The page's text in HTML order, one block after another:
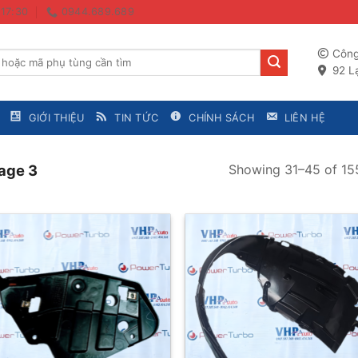
0944.689.689
92
GIỚI THIỆU TIN TỨC CHÍNH SÁCH LIÊN HỆ
3 Showing 31–45 of